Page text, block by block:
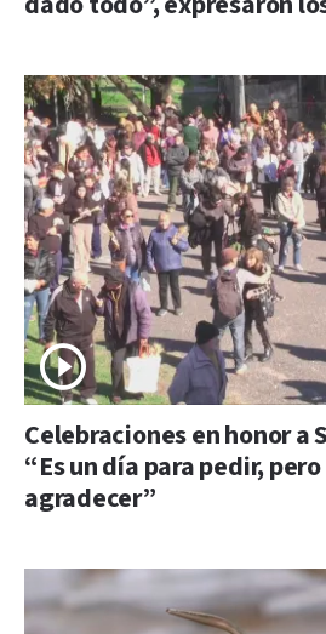
Celebraciones en honor a
“Es un día para pedir,
agradecer”